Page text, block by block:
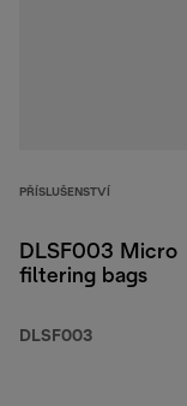
PŘÍSLUŠENSTVÍ
DLSF003 Micro
filtering bags
DLSF003